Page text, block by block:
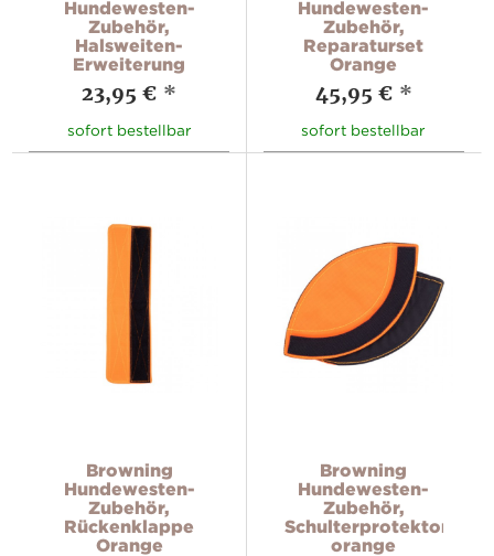
Hundewesten-
Zubehör,
Halsweiten-
Erweiterung
23,95 € *
sofort bestellbar
Hundewesten-
Zubehör,
Reparaturset
Orange
45,95 € *
sofort bestellbar
Browning
Hundewesten-
Zubehör,
Rückenklappe
Orange
Browning
Hundewesten-
Zubehör,
Schulterprotektor
orange